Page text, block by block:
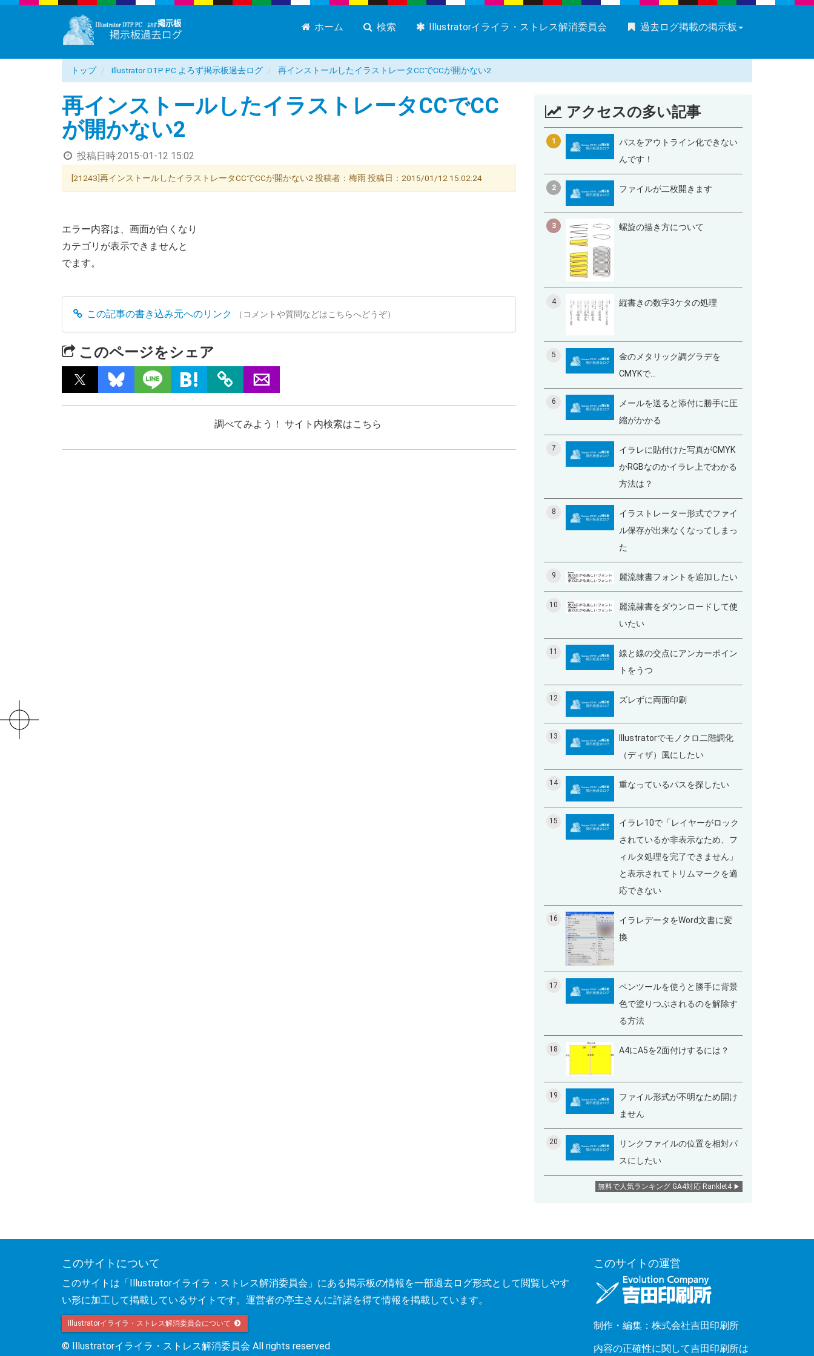
ホーム 検索 Illustratorイライラ・ストレス解消委員会 過去ログ掲載の掲示板
トップ Illustrator DTP PC よろず掲示板過去ログ 再インストールしたイラストレータCCでCCが開かない2
再インストールしたイラストレータCCでCC
が開かない2
投稿日時:2015-01-12 15:02
[21243]再インストールしたイラストレータCCでCCが開かない2 投稿者：梅雨 投稿日：2015/01/12 15:02:24
エラー内容は、画面が白くなり
カテゴリが表示できませんと
でます。
この記事の書き込み元へのリンク （コメントや質問などはこちらへどうぞ）
このページをシェア
調べてみよう！ サイト内検索はこちら
アクセスの多い記事
1
パスをアウトライン化できない
んです！
2 ファイルが二枚開きます
3 螺旋の描き方について
4 縦書きの数字3ケタの処理
5
金のメタリック調グラデを
CMYKで...
6
メールを送ると添付に勝手に圧
縮がかかる
7
イラレに貼付けた写真がCMYK
かRGBなのかイラレ上でわかる
方法は？
8
イラストレーター形式でファイ
ル保存が出来なくなってしまっ
た
9 麗流隷書フォントを追加したい
10
麗流隷書をダウンロードして使
いたい
11
線と線の交点にアンカーポイン
トをうつ
12 ズレずに両面印刷
13
Illustratorでモノクロ二階調化
（ディザ）風にしたい
14 重なっているパスを探したい
15
イラレ10で「レイヤーがロック
されているか非表示なため、フ
ィルタ処理を完了できません」
と表示されてトリムマークを適
応できない
16
イラレデータをWord文書に変
換
17
ペンツールを使うと勝手に背景
色で塗りつぶされるのを解除す
る方法
18 A4にA5を2面付けするには？
19
ファイル形式が不明なため開け
ません
20
リンクファイルの位置を相対パ
スにしたい
無料で人気ランキング GA4対応 Ranklet4
このサイトについて
このサイトは「Illustratorイライラ・ストレス解消委員会」にある掲示板の情報を一部過去ログ形式として閲覧しやす
い形に加工して掲載しているサイトです。運営者の亭主さんに許諾を得て情報を掲載しています。
Illustratorイライラ・ストレス解消委員会について
© Illustratorイライラ・ストレス解消委員会 All rights reserved.
このサイトの運営
制作・編集：株式会社吉田印刷所
内容の正確性に関して吉田印刷所は